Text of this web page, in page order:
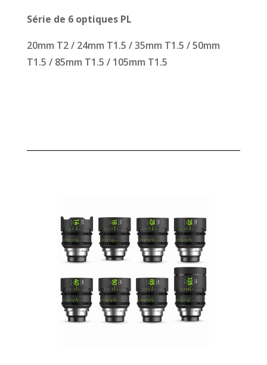
Série de 6 optiques PL
20mm T2 / 24mm T1.5 / 35mm T1.5 / 50mm
T1.5 / 85mm T1.5 / 105mm T1.5